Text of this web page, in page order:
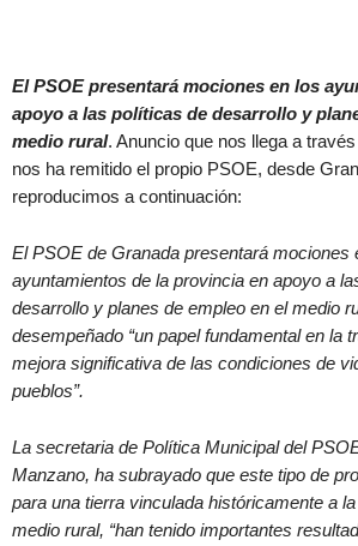
El PSOE presentará mociones en los
apoyo a las políticas de desarrollo y
medio rural. Anuncio que nos llega a
nos ha remitido el propio PSOE, desde
reproducimos a continuación:
El PSOE de Granada presentará mociones
ayuntamientos de la provincia en apoyo a
desarrollo y planes de empleo en el medio
desempeñado “un papel fundamental en la
mejora significativa de las condiciones de
pueblos”.
La secretaria de Política Municipal del
Manzano, ha subrayado que este tipo de
para una tierra vinculada históricamente a
medio rural, “han tenido importantes